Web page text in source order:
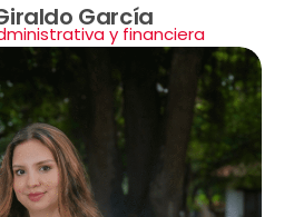
García
y financiera